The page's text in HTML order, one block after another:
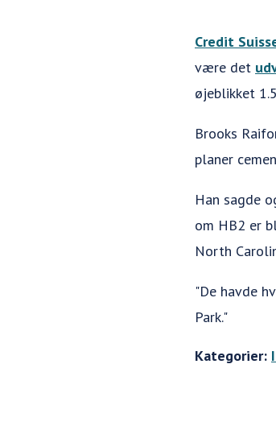
Credit
være det
øjeblikket
Brooks
planer
Han sagde
om HB2 er
North
"De havde
Park."
Kategorier: